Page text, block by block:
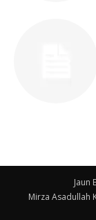
Jaun
Mirza Asadullah